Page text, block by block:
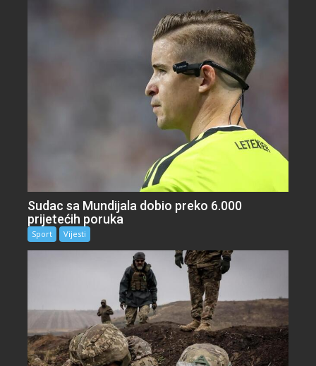
Sudac sa Mundijala dobio preko 6.000
prijetećih poruka
Sport Vijesti